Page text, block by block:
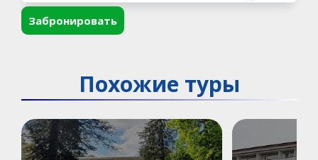
Забронировать
Похожие туры